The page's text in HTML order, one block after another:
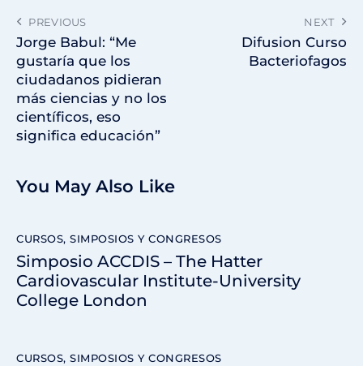
PREVIOUS
Jorge Babul: “Me
gustaría que los
ciudadanos pidieran
más ciencias y no los
científicos, eso
significa educación”
NEXT
Difusion Curso
Bacteriofagos
You May Also Like
CURSOS, SIMPOSIOS Y CONGRESOS
Simposio ACCDIS – The Hatter
Cardiovascular Institute-University
College London
CURSOS, SIMPOSIOS Y CONGRESOS